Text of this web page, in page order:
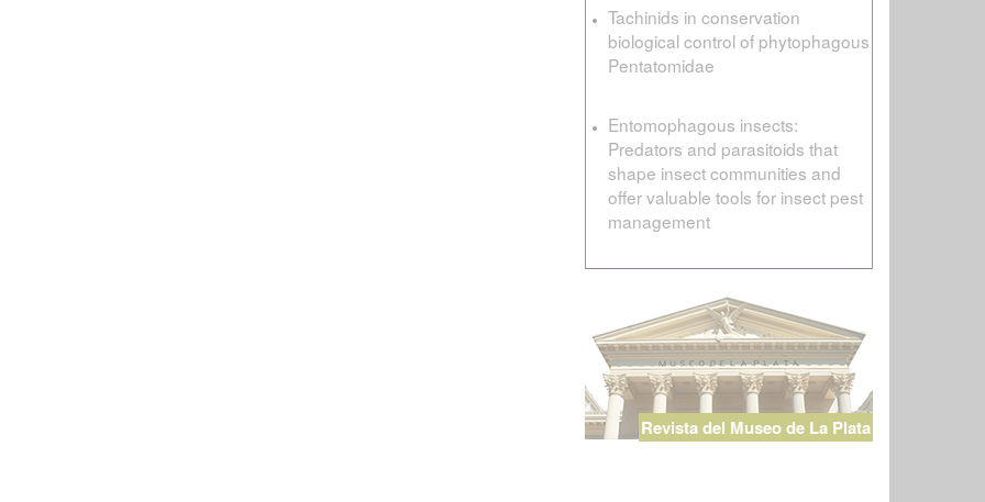
Tachinids in conservation
biological control of phytophagous
Pentatomidae
Entomophagous insects:
Predators and parasitoids that
shape insect communities and
offer valuable tools for insect pest
management
Revista del Museo de La Plata